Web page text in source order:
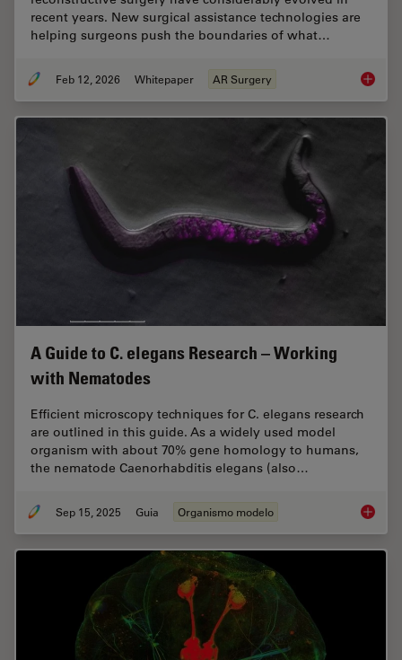
recent years. New surgical assistance technologies are
helping surgeons push the boundaries of what…
Feb 12, 2026 Whitepaper AR Surgery
A Guide to C. elegans Research – Working
with Nematodes
Efficient microscopy techniques for C. elegans research
are outlined in this guide. As a widely used model
organism with about 70% gene homology to humans,
the nematode Caenorhabditis elegans (also…
Sep 15, 2025 Guia Organismo modelo A